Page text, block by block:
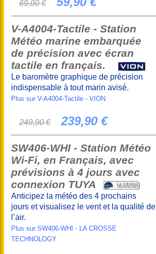
69,00 €
V-A4004-Tactile - Station
Météo marine embarquée
de précision avec écran
tactile en français.
Le baromètre graphique de précision
indispensable à tout marin avisé.
Plus sur V-A4004-Tactile - VION
249,90 € 239,90 €
SW406-WHI - Station Météo
Wi-Fi, en Français, avec
prévisions à 4 jours avec
connexion TUYA
Anticipez la météo des 4 prochains
jours et visualisez le vent et la qualité de
l’air.
Plus sur SW406-WHI - LA CROSSE
TECHNOLOGY